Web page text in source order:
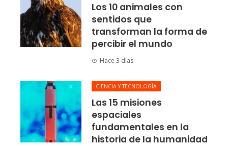
Los 10 animales con
sentidos que
transforman la forma de
percibir el mundo
Hace 3 días
CIENCIA Y TECNOLOGÍA
Las 15 misiones
espaciales
fundamentales en la
historia de la humanidad